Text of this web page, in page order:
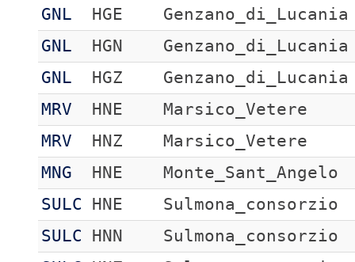
GNL
HGE
Genzano_di_Lucania
GNL
HGN
Genzano_di_Lucania
GNL
HGZ
Genzano_di_Lucania
MRV
HNE
Marsico_Vetere
MRV
HNZ
Marsico_Vetere
MNG
HNE
Monte_Sant_Angelo
SULC
HNE
Sulmona_consorzio
SULC
HNN
Sulmona_consorzio